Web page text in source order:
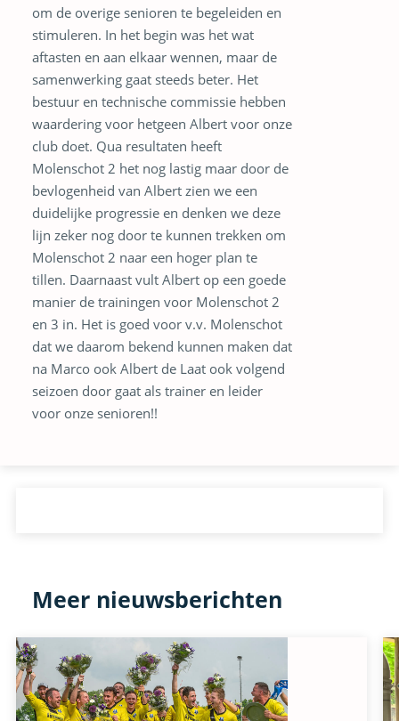
om de overige senioren te begeleiden en
stimuleren. In het begin was het wat
aftasten en aan elkaar wennen, maar de
samenwerking gaat steeds beter. Het
bestuur en technische commissie hebben
waardering voor hetgeen Albert voor onze
club doet. Qua resultaten heeft
Molenschot 2 het nog lastig maar door de
bevlogenheid van Albert zien we een
duidelijke progressie en denken we deze
lijn zeker nog door te kunnen trekken om
Molenschot 2 naar een hoger plan te
tillen. Daarnaast vult Albert op een goede
manier de trainingen voor Molenschot 2
en 3 in. Het is goed voor v.v. Molenschot
dat we daarom bekend kunnen maken dat
na Marco ook Albert de Laat ook volgend
seizoen door gaat als trainer en leider
voor onze senioren!!
Meer nieuwsberichten